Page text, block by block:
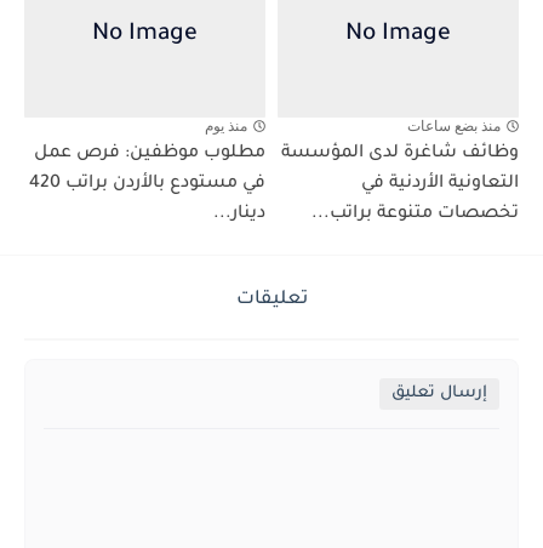
منذ بضع ساعات
وظائف شاغرة لدى المؤسسة
التعاونية الأردنية في
تخصصات متنوعة براتب...
منذ يوم
مطلوب موظفين: فرص عمل
في مستودع بالأردن براتب 420
دينار...
تعليقات
إرسال تعليق